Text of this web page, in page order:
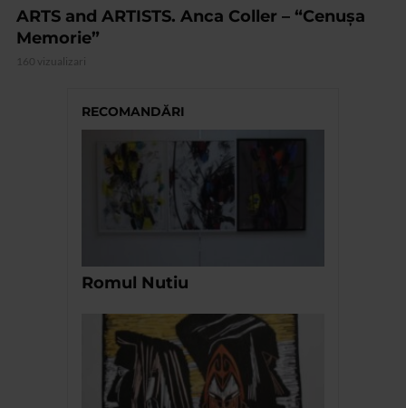
ARTS and ARTISTS. Anca Coller – “Cenușa
Memorie”
160 vizualizari
RECOMANDĂRI
Romul Nutiu